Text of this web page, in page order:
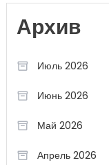
Архив
Июль 2026
Июнь 2026
Май 2026
Апрель 2026